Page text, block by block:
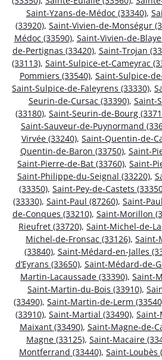
Saint-Yzans-de-Médoc (33340),
(33920), Saint-Vivien-de-Monségur
Médoc (33590), Saint-Vivien-de-
de-Pertignas (33420), Saint-Trojan
(33113), Saint-Sulpice-et-Cameyrac
Pommiers (33540), Saint-Sulpice-
Saint-Sulpice-de-Faleyrens (33330),
Seurin-de-Cursac (33390), Saint-
(33180), Saint-Seurin-de-Bourg
Saint-Sauveur-de-Puynormand
Virvée (33240), Saint-Quentin-de-
Quentin-de-Baron (33750), Saint-
Saint-Pierre-de-Bat (33760), Saint-
Saint-Philippe-du-Seignal (33220),
(33350), Saint-Pey-de-Castets
(33330), Saint-Paul (87260), Saint-
de-Conques (33210), Saint-Morillon
Rieufret (33720), Saint-Michel-de-
Michel-de-Fronsac (33126), Saint-
(33840), Saint-Médard-en-Jalles
d’Eyrans (33650), Saint-Médard-de-
Martin-Lacaussade (33390), Saint-
Saint-Martin-du-Bois (33910),
(33490), Saint-Martin-de-Lerm
(33910), Saint-Martial (33490), Saint-
Maixant (33490), Saint-Magne-de-
Magne (33125), Saint-Macaire
Montferrand (33440), Saint-Loubès